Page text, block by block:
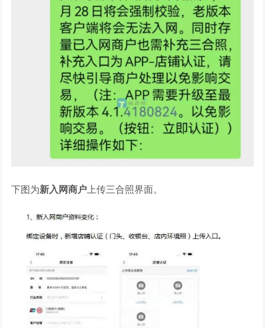
下图为新入网商户 上传三合照界面。